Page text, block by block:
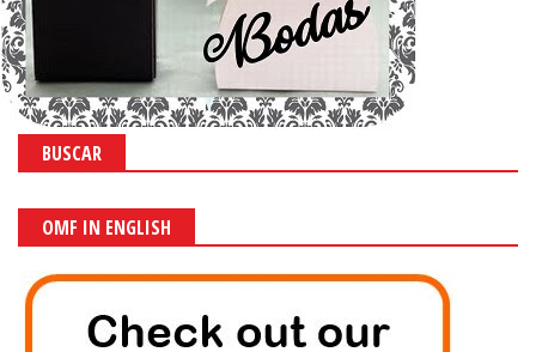
BUSCAR
OMF IN ENGLISH